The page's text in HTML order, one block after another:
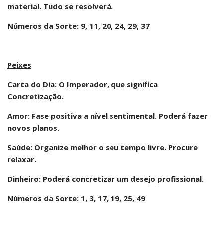
material. Tudo se resolverá.
Números da Sorte: 9, 11, 20, 24, 29, 37
Peixes
Carta do Dia: O Imperador, que significa
Concretização.
Amor: Fase positiva a nível sentimental. Poderá fazer
novos planos.
Saúde: Organize melhor o seu tempo livre. Procure
relaxar.
Dinheiro: Poderá concretizar um desejo profissional.
Números da Sorte: 1, 3, 17, 19, 25, 49